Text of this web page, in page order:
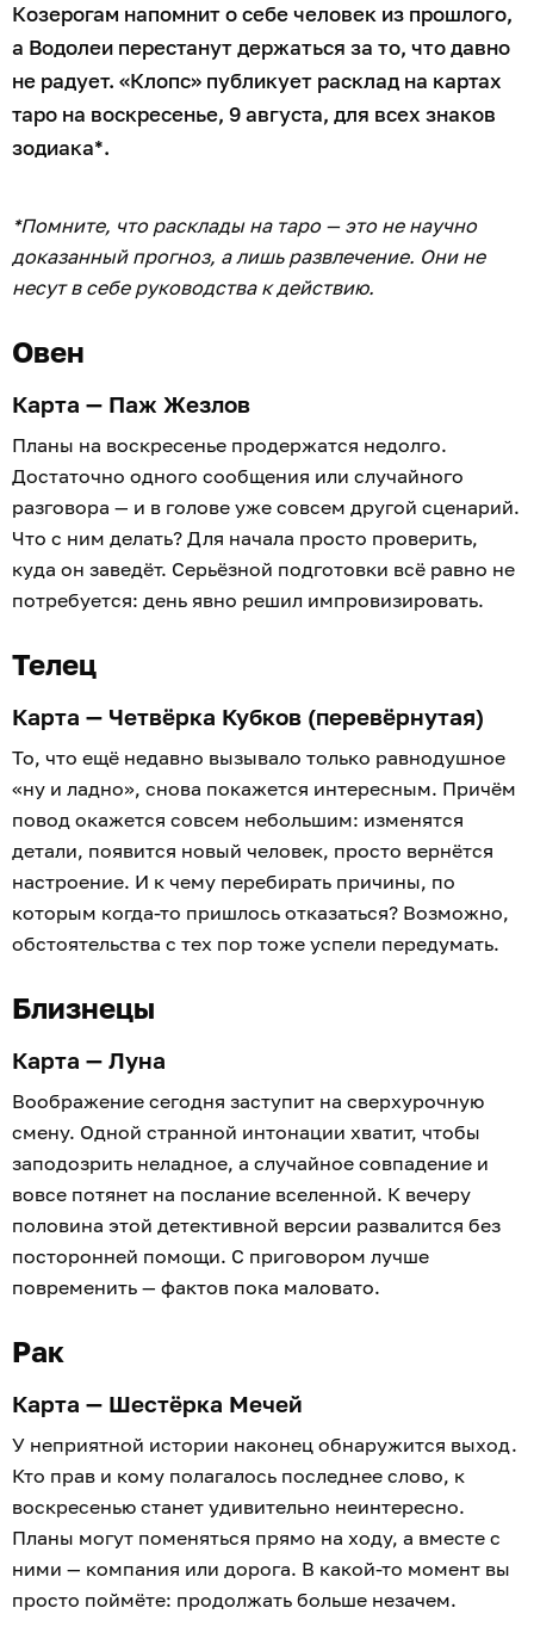
Козерогам напомнит о себе человек из прошлого,
а Водолеи перестанут держаться за то, что давно
не радует. «Клопс» публикует расклад на картах
таро на воскресенье, 9 августа, для всех знаков
зодиака*.
*Помните, что расклады на таро — это не научно
доказанный прогноз, а лишь развлечение. Они не
несут в себе руководства к действию.
Овен
Карта — Паж Жезлов
Планы на воскресенье продержатся недолго.
Достаточно одного сообщения или случайного
разговора — и в голове уже совсем другой сценарий.
Что с ним делать? Для начала просто проверить,
куда он заведёт. Серьёзной подготовки всё равно не
потребуется: день явно решил импровизировать.
Телец
Карта — Четвёрка Кубков (перевёрнутая)
То, что ещё недавно вызывало только равнодушное
«ну и ладно», снова покажется интересным. Причём
повод окажется совсем небольшим: изменятся
детали, появится новый человек, просто вернётся
настроение. И к чему перебирать причины, по
которым когда-то пришлось отказаться? Возможно,
обстоятельства с тех пор тоже успели передумать.
Близнецы
Карта — Луна
Воображение сегодня заступит на сверхурочную
смену. Одной странной интонации хватит, чтобы
заподозрить неладное, а случайное совпадение и
вовсе потянет на послание вселенной. К вечеру
половина этой детективной версии развалится без
посторонней помощи. С приговором лучше
повременить — фактов пока маловато.
Рак
Карта — Шестёрка Мечей
У неприятной истории наконец обнаружится выход.
Кто прав и кому полагалось последнее слово, к
воскресенью станет удивительно неинтересно.
Планы могут поменяться прямо на ходу, а вместе с
ними — компания или дорога. В какой-то момент вы
просто поймёте: продолжать больше незачем.